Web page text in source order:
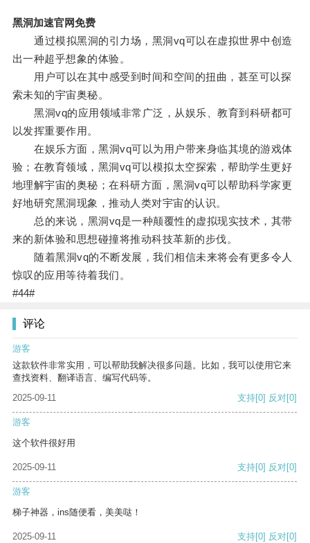
黑洞加速官网免费
通过模拟黑洞的引力场，黑洞vq可以在虚拟世界中创造
出一种超乎想象的体验。
用户可以在其中感受到时间和空间的扭曲，甚至可以探
索未知的宇宙奥秘。
黑洞vq的应用领域非常广泛，从娱乐、教育到科研都可
以发挥重要作用。
在娱乐方面，黑洞vq可以为用户带来身临其境的游戏体
验；在教育领域，黑洞vq可以模拟太空探索，帮助学生更好
地理解宇宙的奥秘；在科研方面，黑洞vq可以帮助科学家更
好地研究黑洞现象，推动人类对宇宙的认识。
总的来说，黑洞vq是一种颠覆性的虚拟现实技术，其带
来的新体验和思想碰撞将推动科技革新的步伐。
随着黑洞vq的不断发展，我们相信未来将会有更多令人
惊叹的应用等待着我们。
#44#
评论
游客
这款软件非常实用，可以帮助我解决很多问题。比如，我可以使用它来
查找资料、翻译语言、编写代码等。
2025-09-11
支持[0] 反对[0]
游客
这个软件很好用
2025-09-11 支持[0] 反对[0]
游客
梯子神器，ins随便看，美美哒！
2025-09-11 支持[0] 反对[0]